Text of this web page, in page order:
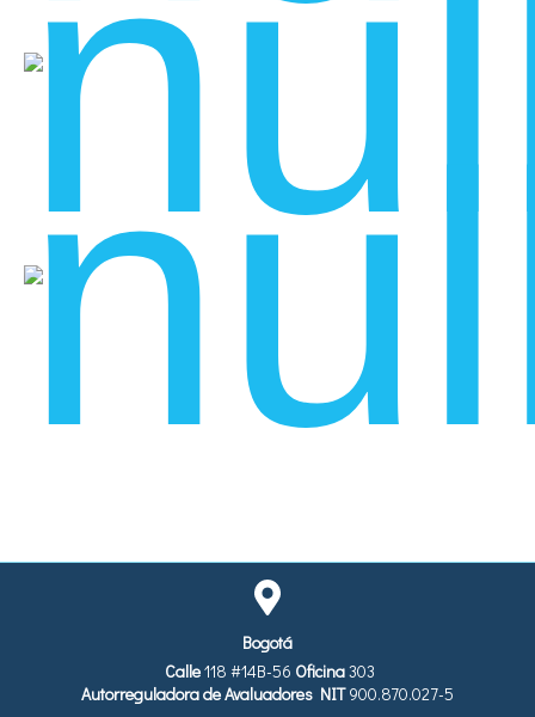
Bogotá
Calle118 #14B-56 Oficina303
Autorreguladora de Avaluadores NIT900.870.027-5